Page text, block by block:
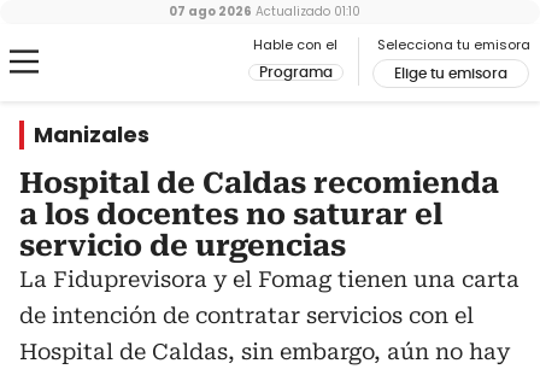
Hable con el
Programa
Selecciona tu emisora
Elige tu emisora
07 ago 2026 Actualizado 01:10
Manizales
Hospital de Caldas recomienda
a los docentes no saturar el
servicio de urgencias
La Fiduprevisora y el Fomag tienen una carta
de intención de contratar servicios con el
Hospital de Caldas, sin embargo, aún no hay